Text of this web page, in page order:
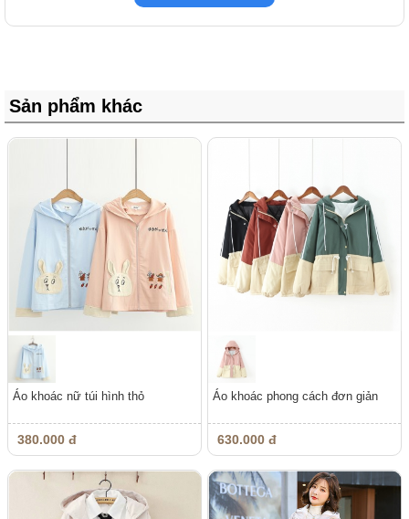
Sản phẩm khác
Áo khoác nữ túi hình thỏ
380.000 đ
Áo khoác phong cách đơn giản
630.000 đ